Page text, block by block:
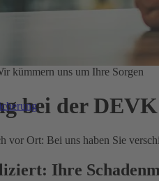
kümmern uns um Ihre Sorgen
bei der DEVK
vor Ort: Bei uns haben Sie
Ihre